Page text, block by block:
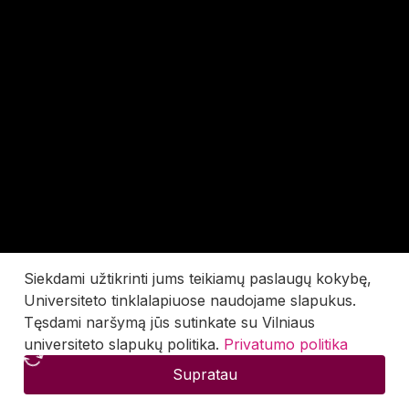
Siekdami užtikrinti jums teikiamų paslaugų kokybę,
Universiteto tinklalapiuose naudojame slapukus.
Tęsdami naršymą jūs sutinkate su Vilniaus
universiteto slapukų politika. Privatumo politika
Supratau